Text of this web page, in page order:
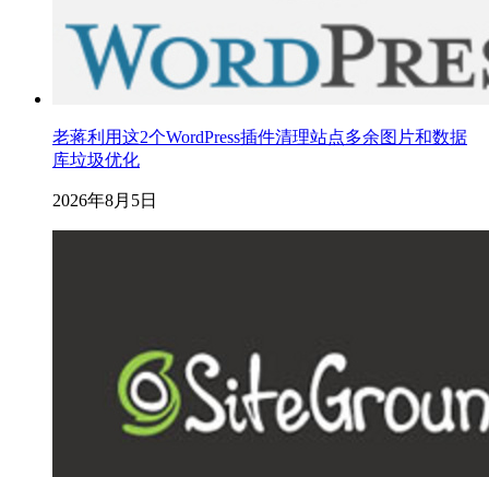
老蒋利用这2个WordPress插件清理站点多余图片和数据
库垃圾优化
2026年8月5日